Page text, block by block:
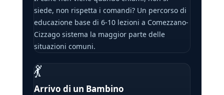
siede, non rispetta i comandi? Un percorso di
educazione base di 6-10 lezioni a Comezzano-
Cizzago sistema la maggior parte delle
situazioni comuni.
💃
Arrivo di un Bambino